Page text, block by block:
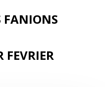
FANIONS
FEVRIER